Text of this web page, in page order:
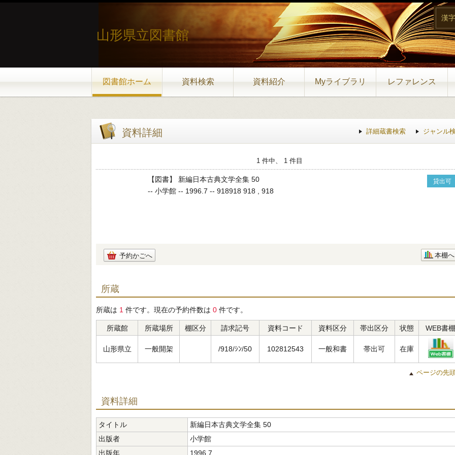
山形県立図書館
図書館ホーム 資料検索 資料紹介 Myライブラリ レファレンス
漢字
資料詳細 詳細蔵書検索 ジャンル
1 件中、 1 件目
【図書】 新編日本古典文学全集 50 貸出可
-- 小学館 -- 1996.7 -- 918918 918 , 918
予約かごへ 本棚へ
所蔵
所蔵は 1 件です。現在の予約件数は 0 件です。
所蔵館 所蔵場所 棚区分 請求記号 資料コード 資料区分 帯出区分 状態 WEB書棚
山形県立 一般開架 /918/ｼﾝ/50 102812543 一般和書 帯出可 在庫
ページの先
資料詳細
タイトル
新編日本古典文学全集 50
出版者
小学館
出版年
1996.7